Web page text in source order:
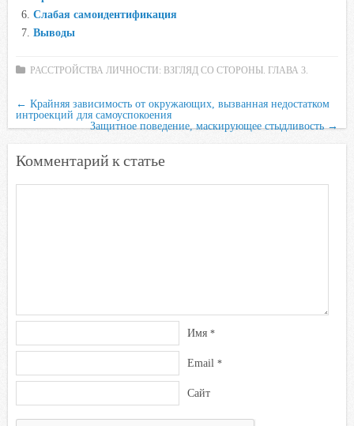
n
Слабая самоидентификация
Выводы
РАССТРОЙСТВА ЛИЧНОСТИ: ВЗГЛЯД СО СТОРОНЫ. ГЛАВА 3.
← Крайняя зависимость от окружающих, вызванная недостатком
интроекций для самоуспокоения
Защитное поведение, маскирующее стыдливость→
Комментарий к статье
Имя *
Email *
Сайт